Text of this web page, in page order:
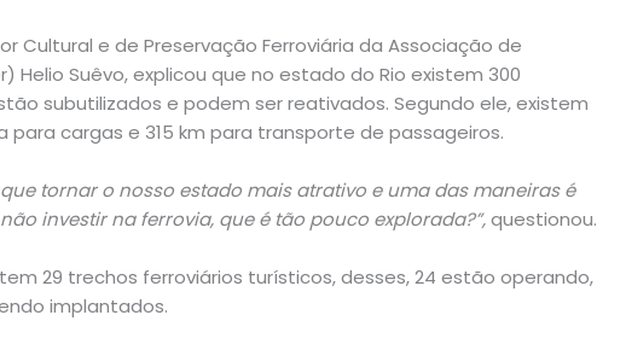
Cultural e de Preservação Ferroviária da Associação de
Helio Suêvo, explicou que no estado do Rio existem 300
subutilizados e podem ser reativados. Segundo ele, existem
para cargas e 315 km para transporte de passageiros.
tornar o nosso estado mais atrativo e uma das maneiras é
investir na ferrovia, que é tão pouco explorada?”,questionou.
29 trechos ferroviários turísticos, desses, 24 estão operando,
implantados.